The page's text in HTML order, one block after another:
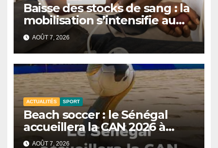
Baisse des stocks de sang : la
mobilisation s’intensifie au
CNTS de Dakar.
AOÛT 7, 2026
ACTUALITÉS SPORT
Beach soccer : le Sénégal
accueillera la CAN 2026 à
Dakar.
AOÛT 7, 2026